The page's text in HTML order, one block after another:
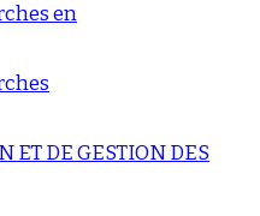
en
ET DE GESTION DES